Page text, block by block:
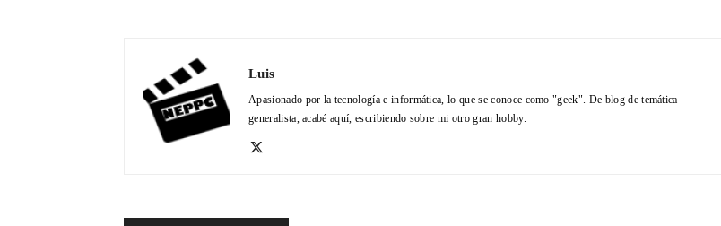
Luis
Apasionado por la tecnología e informática, lo que se conoce como "geek". De blog de temática
generalista, acabé aquí, escribiendo sobre mi otro gran hobby.